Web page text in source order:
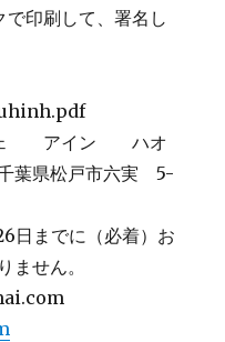
印刷して、署名し
ェ アイン ハオ
葉県松戸市六実 5-
日までに（必着）お
ません。